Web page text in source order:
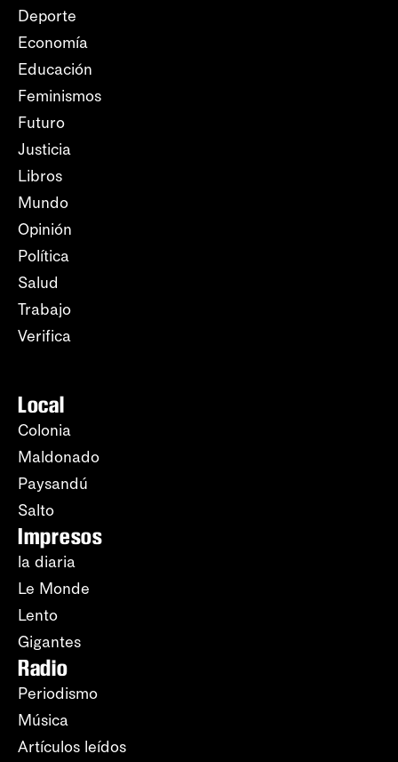
Deporte
Economía
Educación
Feminismos
Futuro
Justicia
Libros
Mundo
Opinión
Política
Salud
Trabajo
Verifica
Local
Colonia
Maldonado
Paysandú
Salto
Impresos
la diaria
Le Monde
Lento
Gigantes
Radio
Periodismo
Música
Artículos leídos